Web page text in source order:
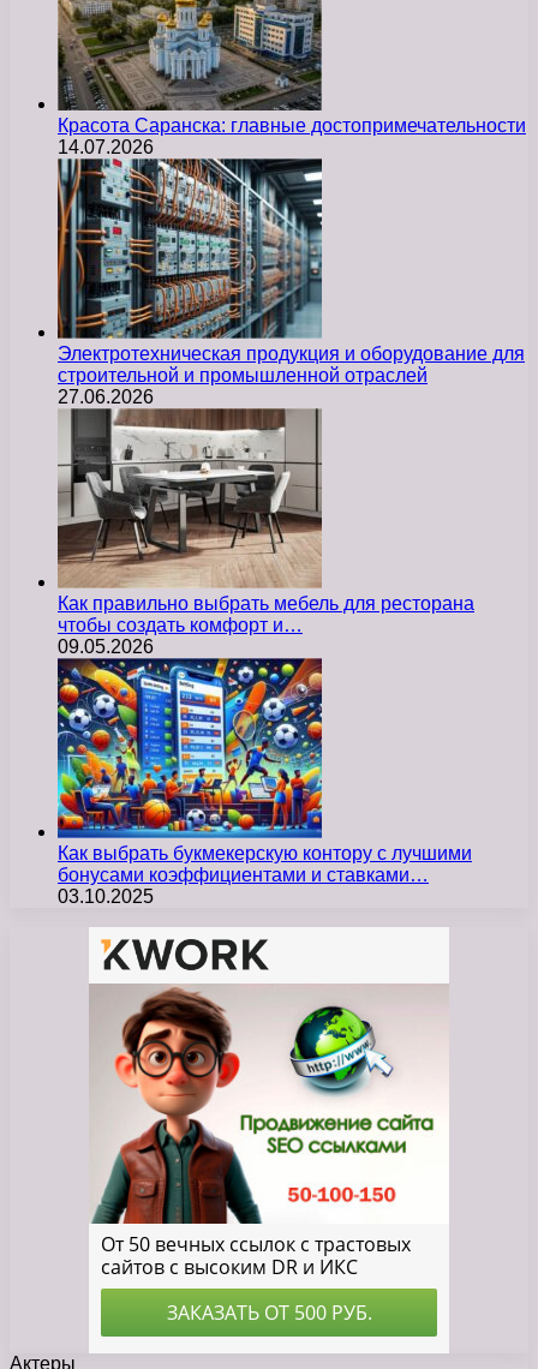
Красота Саранска: главные достопримечательности
14.07.2026
Электротехническая продукция и оборудование для
строительной и промышленной отраслей
27.06.2026
Как правильно выбрать мебель для ресторана
чтобы создать комфорт и…
09.05.2026
Как выбрать букмекерскую контору с лучшими
бонусами коэффициентами и ставками…
03.10.2025
Актеры